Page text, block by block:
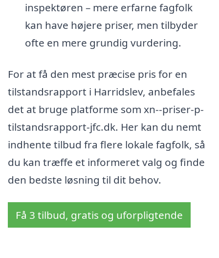
inspektøren – mere erfarne fagfolk
kan have højere priser, men tilbyder
ofte en mere grundig vurdering.
For at få den mest præcise pris for en
tilstandsrapport i Harridslev, anbefales
det at bruge platforme som xn--priser-p-
tilstandsrapport-jfc.dk. Her kan du nemt
indhente tilbud fra flere lokale fagfolk, så
du kan træffe et informeret valg og finde
den bedste løsning til dit behov.
Få 3 tilbud, gratis og uforpligtende